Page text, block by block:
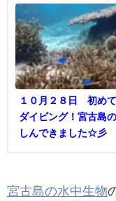
１０月２８日 初め
ダイビング！宮古島
しんできました☆彡
宮古島の水中生物